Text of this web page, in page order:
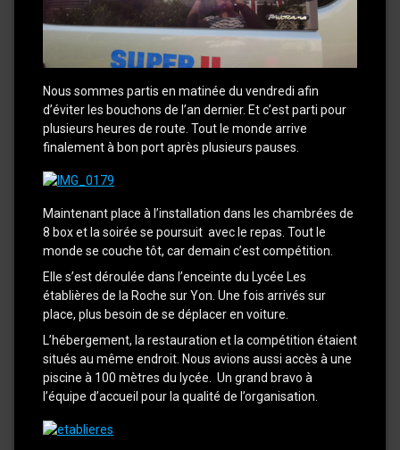
Nous sommes partis en matinée du vendredi afin
d’éviter les bouchons de l’an dernier. Et c’est parti pour
plusieurs heures de route. Tout le monde arrive
finalement à bon port après plusieurs pauses.
Maintenant place à l’installation dans les chambrées de
8 box et la soirée se poursuit avec le repas. Tout le
monde se couche tôt, car demain c’est compétition.
Elle s’est déroulée dans l’enceinte du Lycée Les
établières de la Roche sur Yon. Une fois arrivés sur
place, plus besoin de se déplacer en voiture.
L’hébergement, la restauration et la compétition étaient
situés au même endroit. Nous avions aussi accès à une
piscine à 100 mètres du lycée. Un grand bravo à
l’équipe d’accueil pour la qualité de l’organisation.